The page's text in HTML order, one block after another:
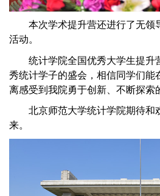
本次学术提升营还进行了无领
活动。
统计学院全国优秀大学生提升
秀统计学子的盛会，相信同学们能
离感受到我院勇于创新、不断探索
北京师范大学统计学院期待和
来。